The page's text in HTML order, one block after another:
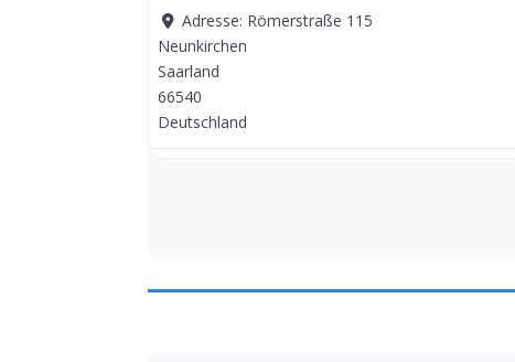
Adresse: Römerstraße 115
Neunkirchen
Saarland
66540
Deutschland